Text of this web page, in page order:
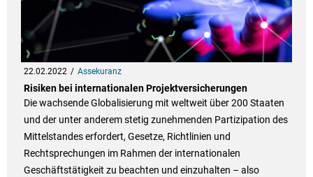
22.02.2022 Assekuranz
Risiken bei internationalen Projektversicherungen
Die wachsende Globalisierung mit weltweit über 200 Staaten
und der unter anderem stetig zunehmenden Partizipation des
Mittelstandes erfordert, Gesetze, Richtlinien und
Rechtsprechungen im Rahmen der internationalen
Geschäftstätigkeit zu beachten und einzuhalten – also